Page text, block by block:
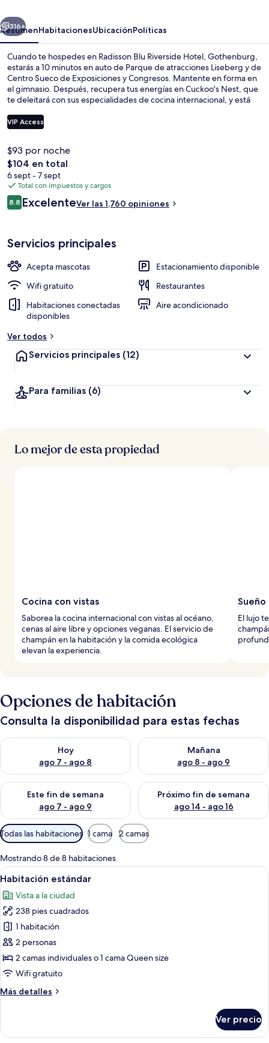
Gothenburg
Siguiente
316+
ResumenHabitacionesUbicaciónPolíticas
Cuando te hospedes en Radisson Blu Riverside Hotel, Gothenburg,
estarás a 10 minutos en auto de Parque de atracciones Liseberg y de
Centro Sueco de Exposiciones y Congresos. Mantente en forma en
el gimnasio. Después, recupera tus energías en Cuckoo's Nest, que
te deleitará con sus especialidades de cocina internacional, y está
destaca por su bar o lounge, su sauna y su snack bar o deli. A otros
visitantes les encanta el personal amable.
VIP Access
$93 por noche
El
precio
total
es
de
$104 en total
6 sept - 7 sept
Total con impuestos y cargos
Opiniones
8.88.8 de 10,
ExcelenteVer las 1,760 opiniones
Servicios principales
Acepta mascotas
Estacionamiento disponible
Wifi gratuito
Restaurantes
Habitaciones conectadas
disponibles
Aire acondicionado
Ver todos
Servicios principales (12)
Para familias (6)
Lo mejor de esta propiedad
Cocina con vistas
Saborea la cocina internacional con vistas al océano,
cenas al aire libre y opciones veganas. El servicio de
champán en la habitación y la comida ecológica
elevan la experiencia.
Sueño
El lujo
Opciones de habitación
Consulta la disponibilidad para estas fechas
Hoy
ago 7 - ago 8
Consulta la disponibilidad para hoy ago 7 - ago 8
Mañana
ago 8 - ago 9
Consulta la disponibilidad
Este fin de semana
ago 7 - ago 9
Consulta la disponibilidad para este fin de semana ago 7 -
Próximo fin de semana
ago 14 - ago 16
Consulta la disponibilidad
Filtros
disponibles
para
las
habitaciones
Todas las habitaciones 1 cama 2 camas
Mostrando 8 de 8 habitaciones
Abrir
todas
las
fotos
de
Habitación
estándar
Una habitación de hotel moderna
18
Habitación estándar
Vista a la ciudad
238 pies cuadrados
1 habitación
2 personas
2 camas individuales o 1 cama Queen size
Wifi gratuito
Más detalles
Más
estándar
Ver precio